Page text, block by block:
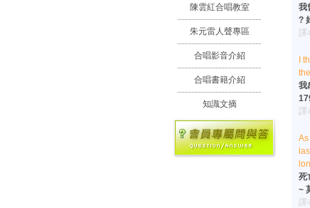
陳雲紅合唱教室
朱元雷人聲專區
合唱影音介紹
合唱書籍介紹
知識文摘
我
?
譯
I
我
譯
死
~
譯